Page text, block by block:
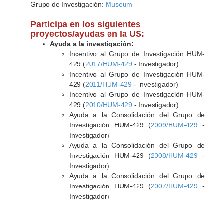
Grupo de Investigación: Museum
Participa en los siguientes
proyectos/ayudas en la US:
Ayuda a la investigación:
Incentivo al Grupo de Investigación HUM-
429 (2017/HUM-429 - Investigador)
Incentivo al Grupo de Investigación HUM-
429 (2011/HUM-429 - Investigador)
Incentivo al Grupo de Investigación HUM-
429 (2010/HUM-429 - Investigador)
Ayuda a la Consolidación del Grupo de
Investigación HUM-429 (2009/HUM-429 -
Investigador)
Ayuda a la Consolidación del Grupo de
Investigación HUM-429 (2008/HUM-429 -
Investigador)
Ayuda a la Consolidación del Grupo de
Investigación HUM-429 (2007/HUM-429 -
Investigador)